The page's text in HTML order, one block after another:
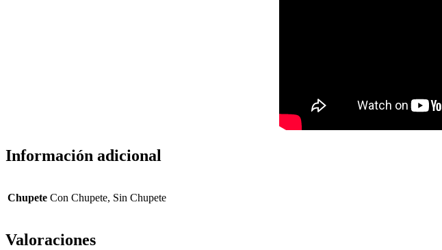
Información adicional
Chupete Con Chupete, Sin Chupete
Valoraciones